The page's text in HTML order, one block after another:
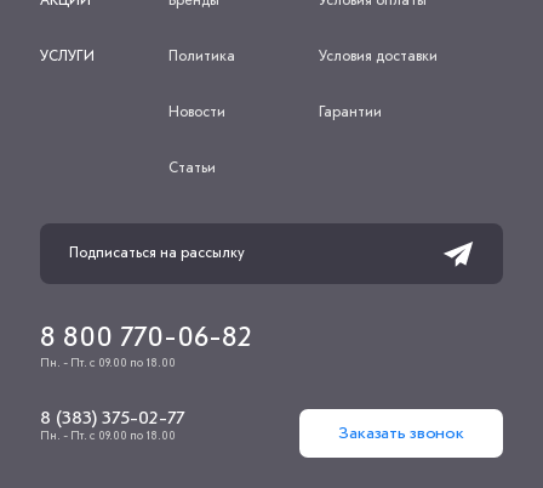
УСЛУГИ Политика
Новости
Статьи
Условия доставки
Гарантии
8 800 770-06-82
Пн. - Пт. с 09.00 по 18.00
8 (383) 375-02-77
Пн. - Пт. с 09.00 по 18.00 Заказать звонок